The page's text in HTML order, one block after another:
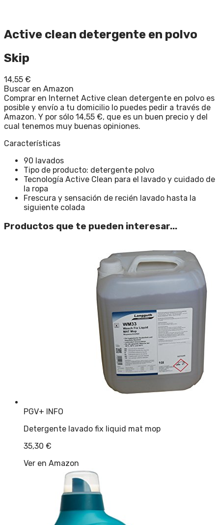
Active clean detergente en polvo
Skip
14,55 €
Buscar en Amazon
Comprar en Internet Active clean detergente en polvo es
posible y envío a tu domicilio lo puedes pedir a través de
Amazon. Y por sólo 14,55 €, que es un buen precio y del
cual tenemos muy buenas opiniones.
Características
90 lavados
Tipo de producto: detergente polvo
Tecnología Active Clean para el lavado y cuidado de
la ropa
Frescura y sensación de recién lavado hasta la
siguiente colada
Productos que te pueden interesar...
PGV+ INFO
Detergente lavado fix liquid mat mop
35,30 €
Ver en Amazon